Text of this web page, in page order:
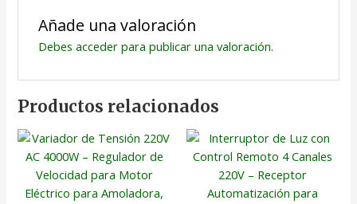
Añade una valoración
Debes accederpara publicar una valoración.
Productos relacionados